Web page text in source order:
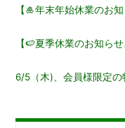
ョ
ン
【🎍年末年始休業のお知
【🍉夏季休業のお知らせ
6/5（木)、会員様限定の